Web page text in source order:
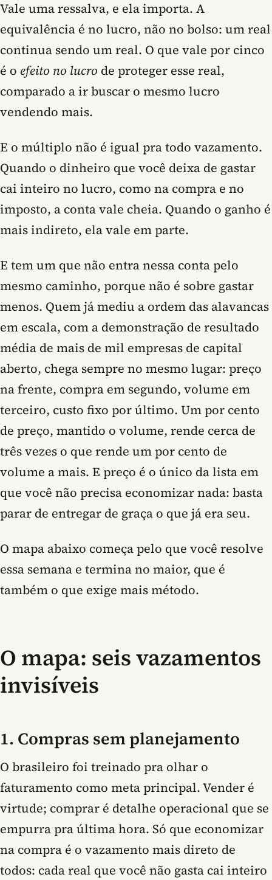
Vale uma ressalva, e ela importa. A
equivalência é no lucro, não no bolso: um real
continua sendo um real. O que vale por cinco
é o efeito no lucro de proteger esse real,
comparado a ir buscar o mesmo lucro
vendendo mais.
E o múltiplo não é igual pra todo vazamento.
Quando o dinheiro que você deixa de gastar
cai inteiro no lucro, como na compra e no
imposto, a conta vale cheia. Quando o ganho é
mais indireto, ela vale em parte.
E tem um que não entra nessa conta pelo
mesmo caminho, porque não é sobre gastar
menos. Quem já mediu a ordem das alavancas
em escala, com a demonstração de resultado
média de mais de mil empresas de capital
aberto, chega sempre no mesmo lugar: preço
na frente, compra em segundo, volume em
terceiro, custo fixo por último. Um por cento
de preço, mantido o volume, rende cerca de
três vezes o que rende um por cento de
volume a mais. E preço é o único da lista em
que você não precisa economizar nada: basta
parar de entregar de graça o que já era seu.
O mapa abaixo começa pelo que você resolve
essa semana e termina no maior, que é
também o que exige mais método.
O mapa: seis vazamentos
invisíveis
1. Compras sem planejamento
O brasileiro foi treinado pra olhar o
faturamento como meta principal. Vender é
virtude; comprar é detalhe operacional que se
empurra pra última hora. Só que economizar
na compra é o vazamento mais direto de
todos: cada real que você não gasta cai inteiro